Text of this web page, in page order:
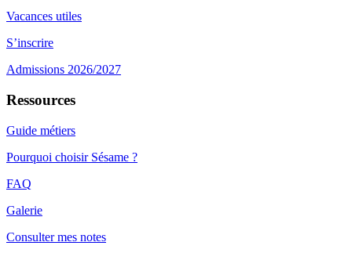
Vacances utiles
S’inscrire
Admissions 2026/2027
Ressources
Guide métiers
Pourquoi choisir Sésame ?
FAQ
Galerie
Consulter mes notes